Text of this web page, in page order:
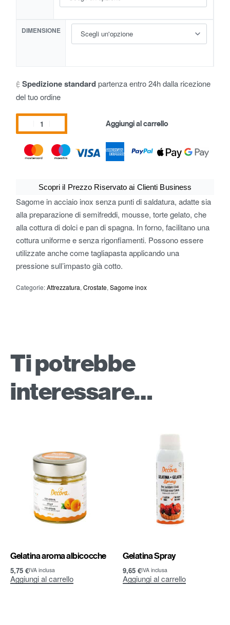
DIMENSIONE
Spedizione standardpartenza entro 24h dalla ricezione
del tuo ordine
Aggiungi al carrello
Scopri il Prezzo Riservato ai Clienti Business
Sagome in acciaio inox senza punti di saldatura, adatte sia
alla preparazione di semifreddi, mousse, torte gelato, che
alla cottura di dolci e pan di spagna. In forno, facilitano una
cottura uniforme e senza rigonfiamenti. Possono essere
utilizzate anche come tagliapasta applicando una
pressione sull’impasto già cotto.
Categorie:Attrezzatura,Crostate,Sagome inox
Ti potrebbe
interessare…
Gelatina aroma albicocche
5,75 €IVA inclusa
Aggiungi al carrello
Gelatina Spray
9,65 €IVA inclusa
Aggiungi al carrello